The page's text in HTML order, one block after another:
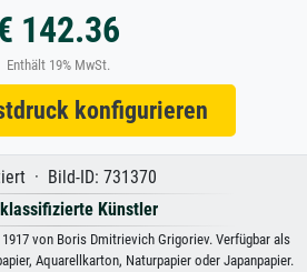
142.36
Enthält 19% MwSt.
konfigurieren
· Bild-ID: 731370
Künstler
von Boris Dmitrievich Grigoriev. Verfügbar als
Aquarellkarton, Naturpapier oder Japanpapier.